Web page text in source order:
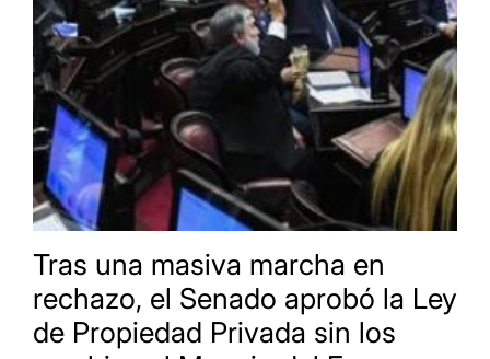
Tras una masiva marcha en
rechazo, el Senado aprobó la Ley
de Propiedad Privada sin los